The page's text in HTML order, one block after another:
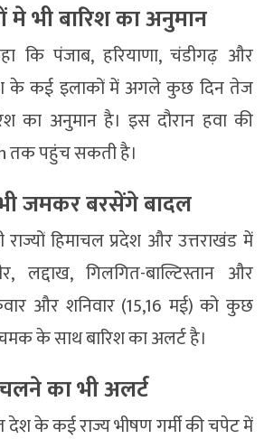
भी बारिश का अनुमान
कि पंजाब, हरियाणा, चंडीगढ़ और
के कई इलाकों में अगले कुछ दिन तेज
का अनुमान है। इस दौरान हवा की
तक पहुंच सकती है।
भी जमकर बरसेंगे बादल
राज्यों हिमाचल प्रदेश और उत्तराखंड में
लद्दाख, गिलगित-बाल्टिस्तान और
और शनिवार (15,16 मई) को कुछ
के साथ बारिश का अलर्ट है।
का भी अलर्ट
देश के कई राज्य भीषण गर्मी की चपेट में